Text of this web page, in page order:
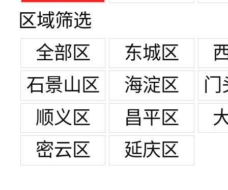
区域筛选
全部区
东城区
石景山区
海淀区
门
顺义区
昌平区
密云区
延庆区